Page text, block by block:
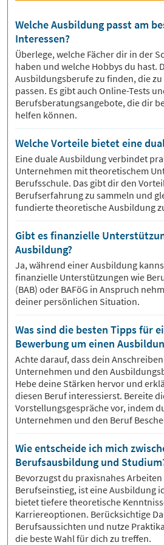
Welche Ausbildung passt am
Interessen?
Überlege, welche Fächer dir in der
haben und welche Hobbys du hast.
Ausbildungsberufe zu finden, die
passen. Es gibt auch Online-Tests
Berufsberatungsangebote, die dir
helfen können.
Welche Vorteile bietet eine
Eine duale Ausbildung verbindet
Unternehmen mit theoretischem
Berufsschule. Das gibt dir den
Berufserfahrung zu sammeln und
fundierte theoretische Ausbildung
Gibt es finanzielle
Ausbildung?
Ja, während einer Ausbildung
finanzielle Unterstützungen wie
(BAB) oder BAFöG in Anspruch
deiner persönlichen Situation.
Was sind die besten Tipps für
Bewerbung um einen
Achte darauf, dass dein
Unternehmen und den
Hebe deine Stärken hervor und
diesen Beruf interessierst. Bereite
Vorstellungsgespräche vor, indem
Unternehmen und den Beruf
Wie entscheide ich mich
Berufsausbildung und
Bevorzugst du praxisnahes
Berufseinstieg, ist eine Ausbildung
bietet tiefere theoretische
Karriereoptionen. Berücksichtige
Berufsaussichten und nutze
die beste Wahl für dich zu treffen.